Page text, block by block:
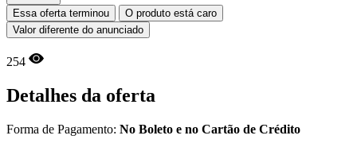
Essa oferta terminou
O produto está caro
Valor diferente do anunciado
254
Detalhes da oferta
Forma de Pagamento: No Boleto e no Cartão de Crédito